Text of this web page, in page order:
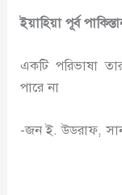
ইয়াহিয়া পূর্ব
একটি পরিভাষা
পারে না
-জন ই. উডরাফ,